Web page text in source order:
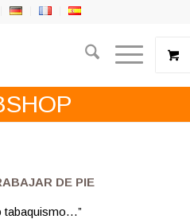
DE PIE
tabaquismo…”